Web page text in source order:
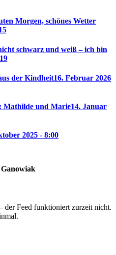
Morgen, schönes Wetter
schwarz und weiß – ich bin
der Kindheit16. Februar 2026
Mathilde und Marie14. Januar
2025 - 8:00
Ganowiak
der Feed funktioniert zurzeit nicht.